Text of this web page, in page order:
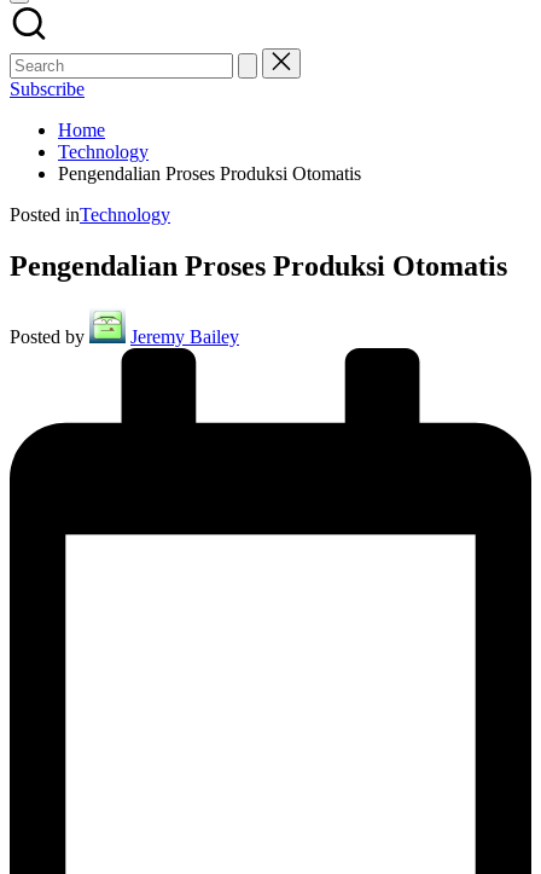
Subscribe
Home
Technology
Pengendalian Proses Produksi Otomatis
Posted inTechnology
Pengendalian Proses Produksi Otomatis
Posted by Jeremy Bailey